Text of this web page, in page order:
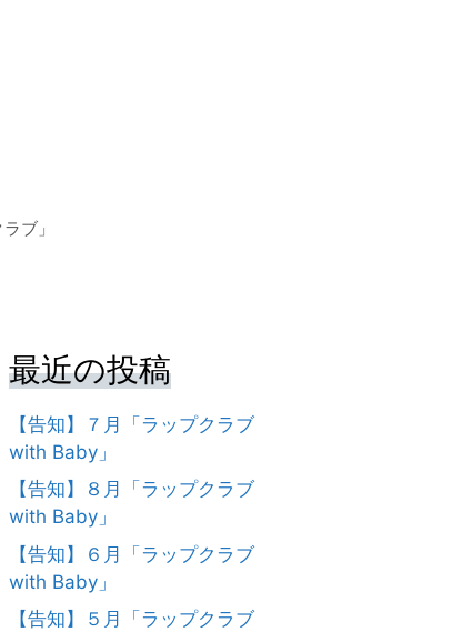
ブ」
最近の投稿
【告知】７月「ラップクラブ
with Baby」
【告知】８月「ラップクラブ
with Baby」
【告知】６月「ラップクラブ
with Baby」
【告知】５月「ラップクラブ